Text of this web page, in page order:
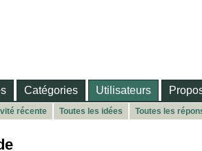
Catégories Utilisateurs
récente Toutes les idées Toutes les